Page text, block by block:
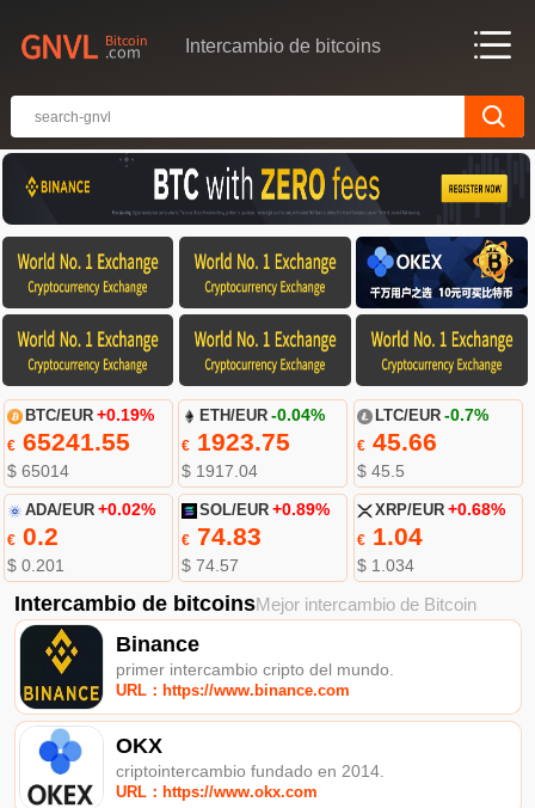
Intercambio de bitcoins
BTC/EUR +0.19%
€65241.55
$ 65014
ETH/EUR -0.04%
€ 1923.75
$ 1917.04
LTC/EUR -0.7%
€45.66
$ 45.5
ADA/EUR +0.02%
€0.2
$ 0.201
SOL/EUR +0.89%
€ 74.83
$ 74.57
XRP/EUR +0.68%
€1.04
$ 1.034
Intercambio de bitcoinsMejor intercambio de Bitcoin
Binance
primer intercambio cripto del mundo.
URL：https://www.binance.com
OKX
criptointercambio fundado en 2014.
URL：https://www.okx.com